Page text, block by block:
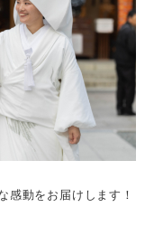
感動をお届けします！